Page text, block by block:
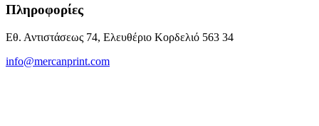
Πληροφορίες
Εθ. Αντιστάσεως 74, Ελευθέριο Κορδελιό 563 34
info@mercanprint.com